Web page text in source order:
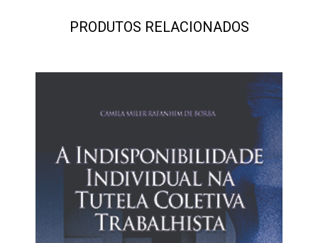
PRODUTOS RELACIONADOS